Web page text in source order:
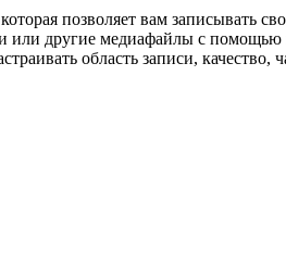
позволяет вам записывать
или другие медиафайлы с
область записи,